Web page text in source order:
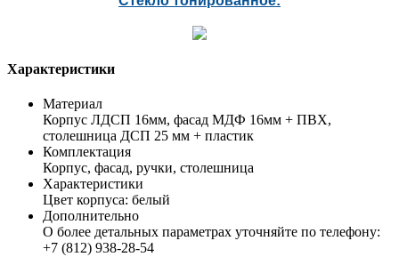
Характеристики
Материал
Корпус ЛДСП 16мм, фасад МДФ 16мм + ПВХ,
столешница ДСП 25 мм + пластик
Комплектация
Корпус, фасад, ручки, столешница
Характеристики
Цвет корпуса: белый
Дополнительно
О более детальных параметрах уточняйте по телефону:
+7 (812) 938-28-54